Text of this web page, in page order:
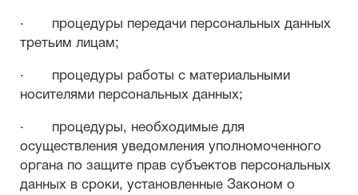
· процедуры передачи персональных данных
третьим лицам;
· процедуры работы с материальными
носителями персональных данных;
· процедуры, необходимые для
осуществления уведомления уполномоченного
органа по защите прав субъектов персональных
данных в сроки, установленные Законом о